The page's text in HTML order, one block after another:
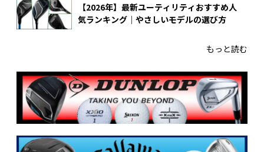
【2026年】最新ユーティリティおすすめ人
気ランキング｜やさしいモデルの選び方
もっと読む